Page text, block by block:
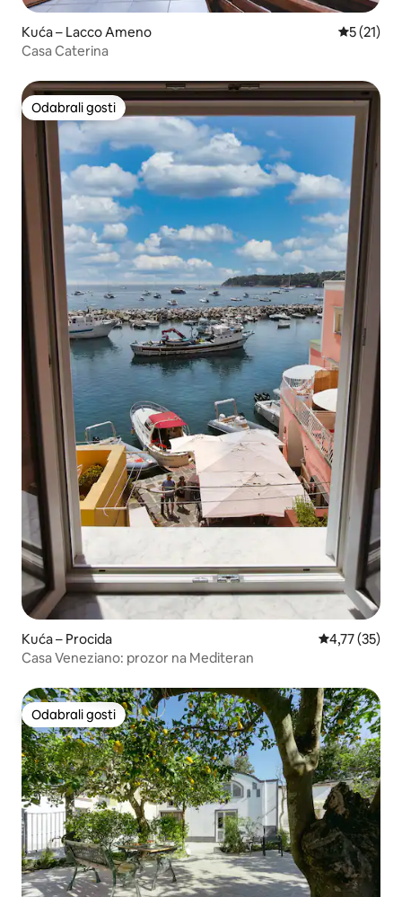
Kuća – Lacco Ameno Prosječna
5 (21)
Casa Caterina
Odabrali gosti
Odabrali gosti
Kuća – Procida Prosječna
4,77 (35)
Casa Veneziano: prozor na Mediteran
Odabrali gosti
Odabrali gosti